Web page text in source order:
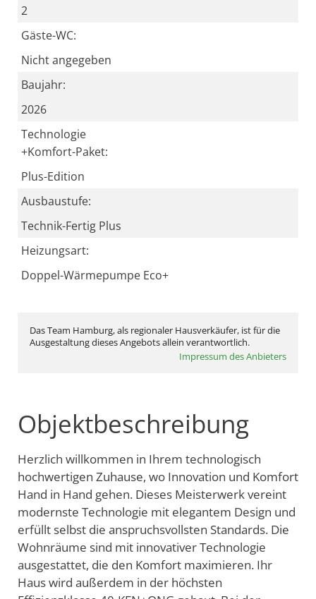
2
Gäste-WC:
Nicht angegeben
Baujahr:
2026
Technologie
+Komfort-Paket:
Plus-Edition
Ausbaustufe:
Technik-Fertig Plus
Heizungsart:
Doppel-Wärmepumpe Eco+
Das Team Hamburg, als regionaler Hausverkäufer, ist für die
Ausgestaltung dieses Angebots allein verantwortlich.
Impressum des Anbieters
Objektbeschreibung
Herzlich willkommen in Ihrem technologisch
hochwertigen Zuhause, wo Innovation und Komfort
Hand in Hand gehen. Dieses Meisterwerk vereint
modernste Technologie mit elegantem Design und
erfüllt selbst die anspruchsvollsten Standards. Die
Wohnräume sind mit innovativer Technologie
ausgestattet, die den Komfort maximieren. Ihr
Haus wird außerdem in der höchsten